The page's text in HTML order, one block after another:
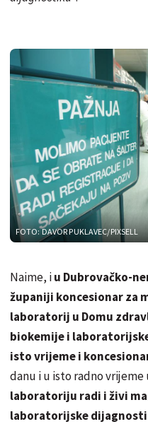
FOTO: DAVOR PUKLAVEC/PIXSELL
Naime, iu Dubrovačko-
županiji koncesionar za
laboratorij u Domu
biokemije i
isto vrijeme i
danu i u isto radno vrijeme
laboratoriju radi i živi
laboratorijske